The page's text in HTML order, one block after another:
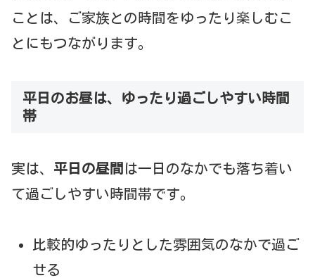
ことは、ご家族との時間をゆったり楽しむこ
とにもつながります。
平日のお昼は、ゆったり過ごしやすい時間
帯
実は、 平日の昼間 は一日のなかでも落ち着い
て過ごしやすい時間帯です。
比較的ゆったりとした雰囲気のなかで過ご
せる